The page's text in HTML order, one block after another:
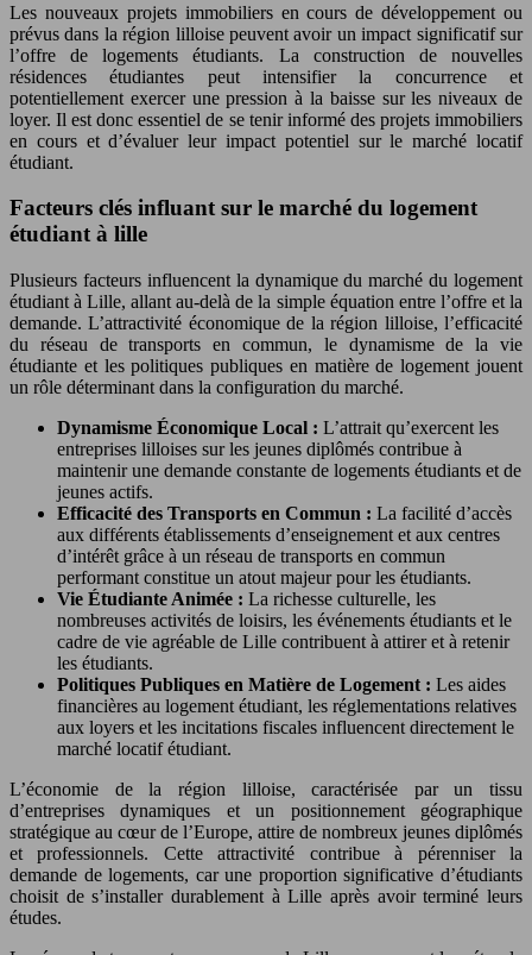
Les nouveaux projets immobiliers en cours de développement ou
prévus dans la région lilloise peuvent avoir un impact significatif sur
l’offre de logements étudiants. La construction de nouvelles
résidences étudiantes peut intensifier la concurrence et
potentiellement exercer une pression à la baisse sur les niveaux de
loyer. Il est donc essentiel de se tenir informé des projets immobiliers
en cours et d’évaluer leur impact potentiel sur le marché locatif
étudiant.
Facteurs clés influant sur le marché du logement
étudiant à lille
Plusieurs facteurs influencent la dynamique du marché du logement
étudiant à Lille, allant au-delà de la simple équation entre l’offre et la
demande. L’attractivité économique de la région lilloise, l’efficacité
du réseau de transports en commun, le dynamisme de la vie
étudiante et les politiques publiques en matière de logement jouent
un rôle déterminant dans la configuration du marché.
Dynamisme Économique Local : L’attrait qu’exercent les
entreprises lilloises sur les jeunes diplômés contribue à
maintenir une demande constante de logements étudiants et de
jeunes actifs.
Efficacité des Transports en Commun : La facilité d’accès
aux différents établissements d’enseignement et aux centres
d’intérêt grâce à un réseau de transports en commun
performant constitue un atout majeur pour les étudiants.
Vie Étudiante Animée : La richesse culturelle, les
nombreuses activités de loisirs, les événements étudiants et le
cadre de vie agréable de Lille contribuent à attirer et à retenir
les étudiants.
Politiques Publiques en Matière de Logement : Les aides
financières au logement étudiant, les réglementations relatives
aux loyers et les incitations fiscales influencent directement le
marché locatif étudiant.
L’économie de la région lilloise, caractérisée par un tissu
d’entreprises dynamiques et un positionnement géographique
stratégique au cœur de l’Europe, attire de nombreux jeunes diplômés
et professionnels. Cette attractivité contribue à pérenniser la
demande de logements, car une proportion significative d’étudiants
choisit de s’installer durablement à Lille après avoir terminé leurs
études.